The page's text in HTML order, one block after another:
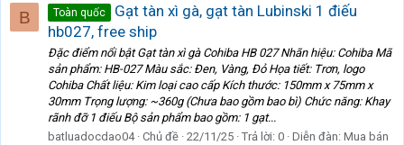
B Toàn quốc
Gạt tàn xì gà, gạt tàn Lubinski 1 điếu
hb027, free ship
Đặc điểm nổi bật Gạt tàn xì gà Cohiba HB 027 Nhãn hiệu: Cohiba Mã
sản phẩm: HB-027 Màu sắc: Đen, Vàng, Đỏ Họa tiết: Trơn, logo
Cohiba Chất liệu: Kim loại cao cấp Kích thước: 150mm x 75mm x
30mm Trọng lượng: ~360g (Chưa bao gồm bao bì) Chức năng: Khay
rãnh đỡ 1 điếu Bộ sản phẩm bao gồm: 1 gạt...
batluadocdao04 Chủ đề 22/11/25 Trả lời: 0 Diễn đàn: Mua bán